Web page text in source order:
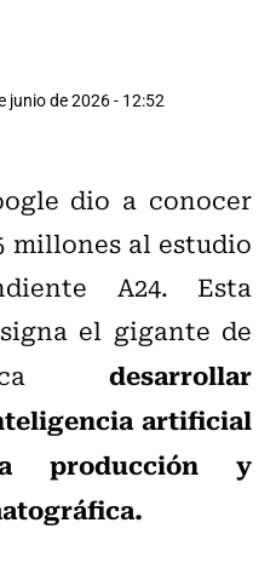
junio de 2026 - 12:52
dio a conocer
millones al estudio
A24. Esta
el gigante de
desarrollar
artificial
producción y